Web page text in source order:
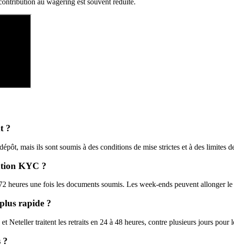
au wagering est souvent réduite.
?
mais ils sont soumis à des conditions de mise strictes et à des limites
KYC ?
heures une fois les documents soumis. Les week-ends peuvent allonger le
rapide ?
Neteller traitent les retraits en 24 à 48 heures, contre plusieurs jours pour
?